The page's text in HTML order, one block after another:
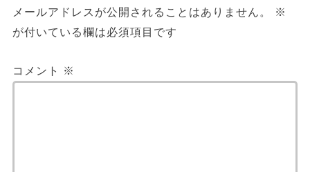
メールアドレスが公開されることはありません。
※
が付いている欄は必須項目です
コメント ※